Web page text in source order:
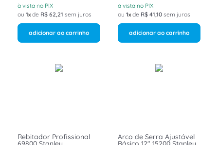
à vista no PIX
ou 1 de R$ 62,21 sem juros
adicionar ao carrinho
à vista no PIX
ou 1 de R$ 41,10 sem juros
adicionar ao carrinho
Rebitador Profissional Arco de Serra Ajustável